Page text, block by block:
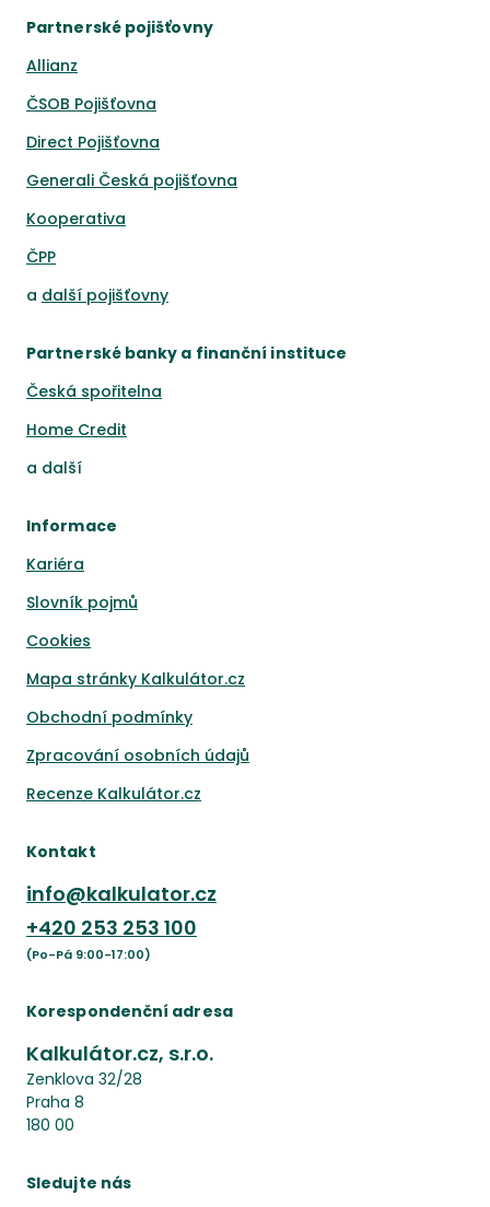
Partnerské pojišťovny
Allianz
ČSOB Pojišťovna
Direct Pojišťovna
Generali Česká pojišťovna
Kooperativa
ČPP
a další pojišťovny
Partnerské banky a finanční instituce
Česká spořitelna
Home Credit
a další
Informace
Kariéra
Slovník pojmů
Cookies
Mapa stránky Kalkulátor.cz
Obchodní podmínky
Zpracování osobních údajů
Recenze Kalkulátor.cz
Kontakt
info@kalkulator.cz
+420 253 253 100
(Po-Pá 9:00-17:00)
Korespondenční adresa
Kalkulátor.cz, s.r.o.
Zenklova 32/28
Praha 8
180 00
Sledujte nás